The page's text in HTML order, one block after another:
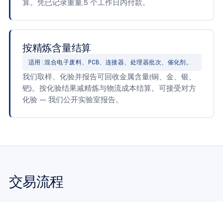
算。凭已记录重量,5 个工作日内付款。
按精炼含量结算
适用:混合电子废料、PCB、连接器、处理器批次、催化剂。
我们取样、化验并报告可回收金属含量(铜、金、银、
钯)。按化验结果减精炼与物流成本结算。可接受对方
化验 — 我们公开实验室报告。
交易流程